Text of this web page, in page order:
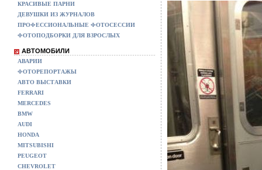
КРАСИВЫЕ ПАРНИ
ДЕВУШКИ ИЗ ЖУРНАЛОВ
ПРОФЕССИОНАЛЬНЫЕ ФОТОСЕССИИ
ФОТОПОДБОРКИ ДЛЯ ВЗРОСЛЫХ
АВТОМОБИЛИ
АВАРИИ
ФОТОРЕПОРТАЖЫ
АВТО ВЫСТАВКИ
FERRARI
MERCEDES
BMW
AUDI
HONDA
MITSUBISHI
PEUGEOT
CHEVROLET